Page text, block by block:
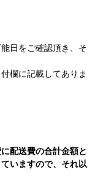
日をご確認頂き、そ
欄に記載してありま
配送費の合計金額と
いますので、それ以